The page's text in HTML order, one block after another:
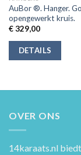
AuBor ®. Hanger.
opengewerkt kruis.
€329,00
DETAILS
OVER ONS
14karaats.nl